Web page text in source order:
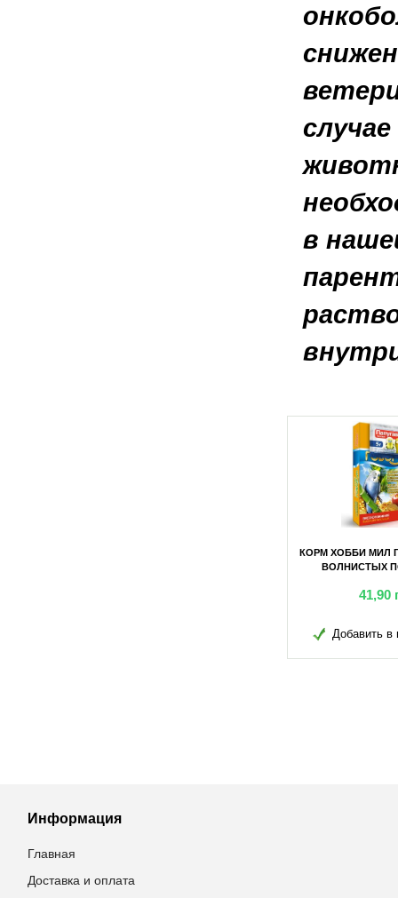
в
КОРМ ХОББИ МИЛ
ВОЛНИСТЫХ
41,90
Добавить в
Информация
Главная
Доставка и оплата